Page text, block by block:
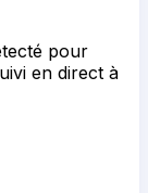
pour
en direct à